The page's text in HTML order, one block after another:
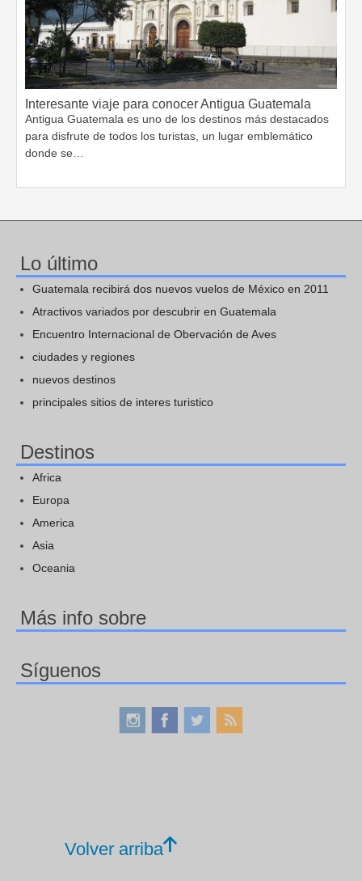
Interesante viaje para conocer Antigua Guatemala
Antigua Guatemala es uno de los destinos más destacados
para disfrute de todos los turistas, un lugar emblemático
donde se…
Lo último
Guatemala recibirá dos nuevos vuelos de México en 2011
Atractivos variados por descubrir en Guatemala
Encuentro Internacional de Obervación de Aves
ciudades y regiones
nuevos destinos
principales sitios de interes turistico
Destinos
Africa
Europa
America
Asia
Oceania
Más info sobre
Síguenos
Volver arriba